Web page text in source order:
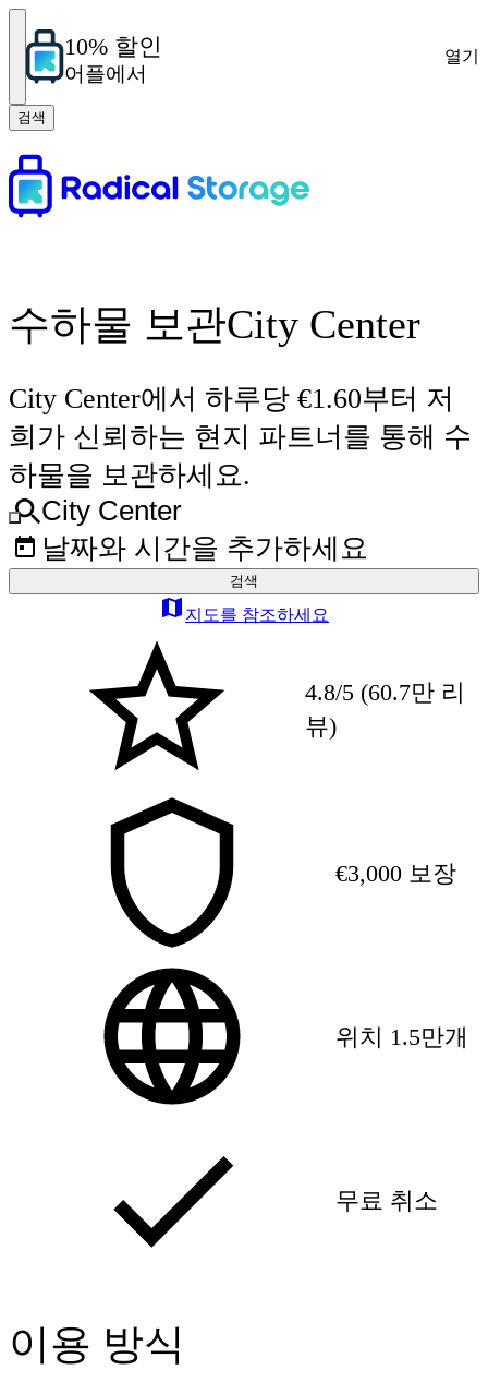
10% 할인
어플에서
열기
검색
수하물 보관City Center
City Center에서 하루당 €1.60부터 저
희가 신뢰하는 현지 파트너를 통해 수
하물을 보관하세요.
City Center
날짜와 시간을 추가하세요
검색
지도를 참조하세요
4.8/5 (60.7만 리
뷰)
€3,000 보장
위치 1.5만개
무료 취소
이용 방식